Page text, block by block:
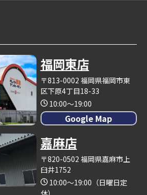
福岡東店
〒813-0002 福岡県福岡市東
区下原4丁目18-33
10:00～19:00
Google Map
嘉麻店
〒820-0502 福岡県嘉麻市上
臼井1752
10:00～19:00（日曜日定